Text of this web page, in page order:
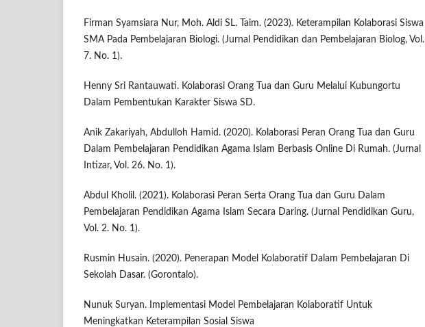
Firman Syamsiara Nur, Moh. Aldi SL. Taim. (2023). Keterampilan Kolaborasi Siswa
SMA Pada Pembelajaran Biologi. (Jurnal Pendidikan dan Pembelajaran Biolog, Vol.
7. No. 1).
Henny Sri Rantauwati. Kolaborasi Orang Tua dan Guru Melalui Kubungortu
Dalam Pembentukan Karakter Siswa SD.
Anik Zakariyah, Abdulloh Hamid. (2020). Kolaborasi Peran Orang Tua dan Guru
Dalam Pembelajaran Pendidikan Agama Islam Berbasis Online Di Rumah. (Jurnal
Intizar, Vol. 26. No. 1).
Abdul Kholil. (2021). Kolaborasi Peran Serta Orang Tua dan Guru Dalam
Pembelajaran Pendidikan Agama Islam Secara Daring. (Jurnal Pendidikan Guru,
Vol. 2. No. 1).
Rusmin Husain. (2020). Penerapan Model Kolaboratif Dalam Pembelajaran Di
Sekolah Dasar. (Gorontalo).
Nunuk Suryan. Implementasi Model Pembelajaran Kolaboratif Untuk
Meningkatkan Keterampilan Sosial Siswa